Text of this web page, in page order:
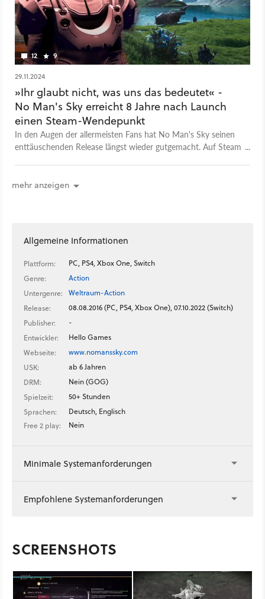
12 9
29.11.2024
»Ihr glaubt nicht, was uns das bedeutet« -
No Man's Sky erreicht 8 Jahre nach Launch
einen Steam-Wendepunkt
In den Augen der allermeisten Fans hat No Man's Sky seinen
enttäuschenden Release längst wieder gutgemacht. Auf Steam
mehr anzeigen
Allgemeine Informationen
Plattform:
PC, PS4, Xbox One, Switch
Genre:
Action
Untergenre:
Weltraum-Action
Release:
08.08.2016 (PC, PS4, Xbox One), 07.10.2022 (Switch)
Publisher:
-
Entwickler:
Hello Games
Webseite:
www.nomanssky.com
USK:
ab 6 Jahren
DRM:
Nein (GOG)
Spielzeit:
50+ Stunden
Sprachen:
Deutsch, Englisch
Free 2 play:
Nein
Minimale Systemanforderungen
Empfohlene Systemanforderungen
SCREENSHOTS